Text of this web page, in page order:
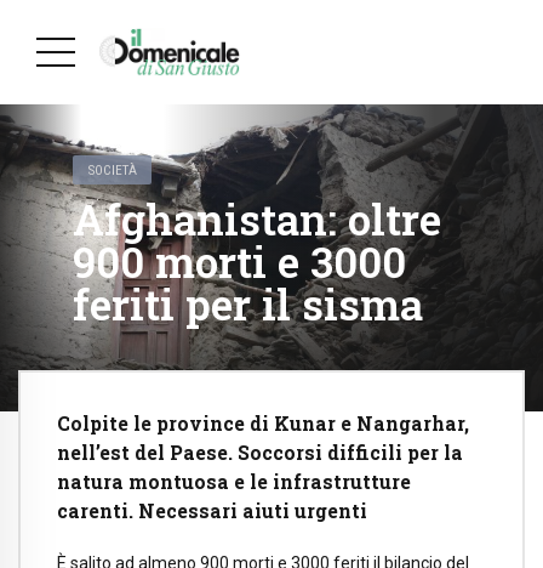
SOCIETÀ
Afghanistan: oltre
900 morti e 3000
feriti per il sisma
Colpite le province di Kunar e Nangarhar,
nell’est del Paese. Soccorsi difficili per la
natura montuosa e le infrastrutture
carenti. Necessari aiuti urgenti
È salito ad almeno 900 morti e 3000 feriti il bilancio del